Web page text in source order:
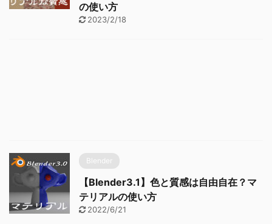
の使い方
2023/2/18
Blender
【Blender3.1】色と質感は自由自在？マ
テリアルの使い方
2022/6/21